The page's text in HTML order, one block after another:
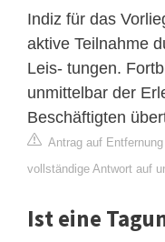
Indiz für das
aktive Teilnahme
Leis- tungen.
unmittelbar der
Beschäftigten
Antrag auf
vollständige Antwort auf
Ist eine